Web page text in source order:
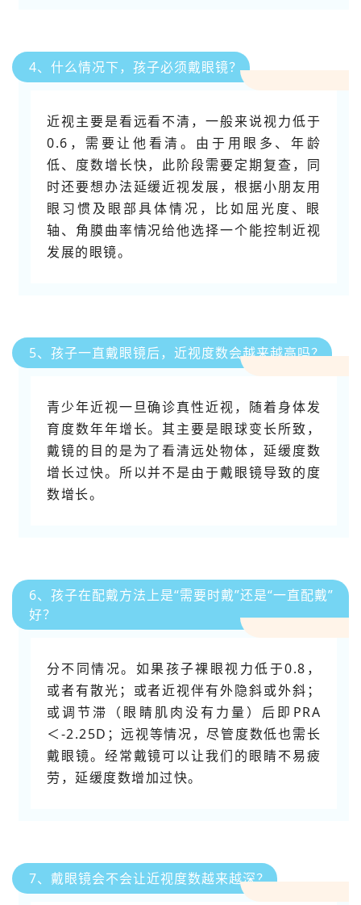
4、什么情况下，孩子必须戴眼镜？
近视主要是看远看不清，一般来说视力低于
0.6，需要让他看清。由于用眼多、年龄
低、度数增长快，此阶段需要定期复查，同
时还要想办法延缓近视发展，根据小朋友用
眼习惯及眼部具体情况，比如屈光度、眼
轴、角膜曲率情况给他选择一个能控制近视
发展的眼镜。
5、孩子一直戴眼镜后，近视度数会越来越高吗？
青少年近视一旦确诊真性近视，随着身体发
育度数年年增长。其主要是眼球变长所致，
戴镜的目的是为了看清远处物体，延缓度数
增长过快。所以并不是由于戴眼镜导致的度
数增长。
6、孩子在配戴方法上是“需要时戴”还是“一直配戴”
好？
分不同情况。如果孩子裸眼视力低于0.8，
或者有散光；或者近视伴有外隐斜或外斜；
或调节滞（眼睛肌肉没有力量）后即PRA
＜-2.25D；远视等情况，尽管度数低也需长
戴眼镜。经常戴镜可以让我们的眼睛不易疲
劳，延缓度数增加过快。
7、戴眼镜会不会让近视度数越来越深？